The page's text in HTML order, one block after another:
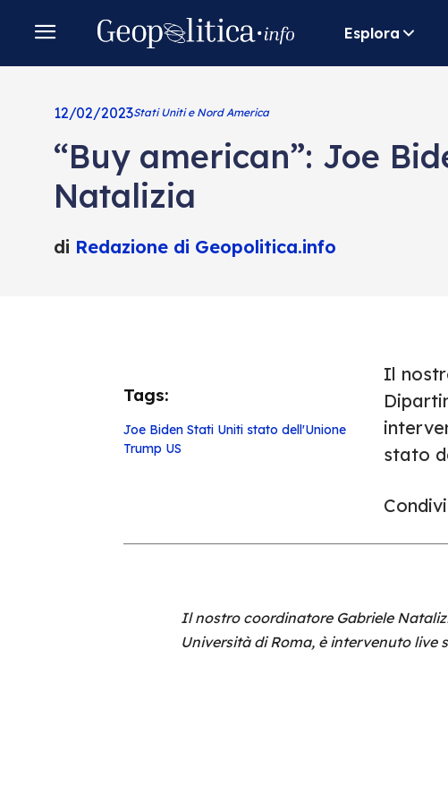
Esplora
12/02/2023Stati Uniti e Nord America
“Buy american”: Joe
Natalizia
di Redazione di Geopolitica.info
Tags:
Joe Biden Stati Uniti stato dell'Unione
Trump US
Il
stato
Il nostro coordinatore Gabriele
Università di Roma, è intervenuto live